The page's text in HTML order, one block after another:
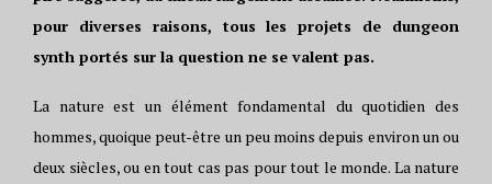
pour diverses raisons, tous les projets de dungeon
synth portés sur la question ne se valent pas.
La nature est un élément fondamental du quotidien des
hommes, quoique peut-être un peu moins depuis environ un ou
deux siècles, ou en tout cas pas pour tout le monde. La nature